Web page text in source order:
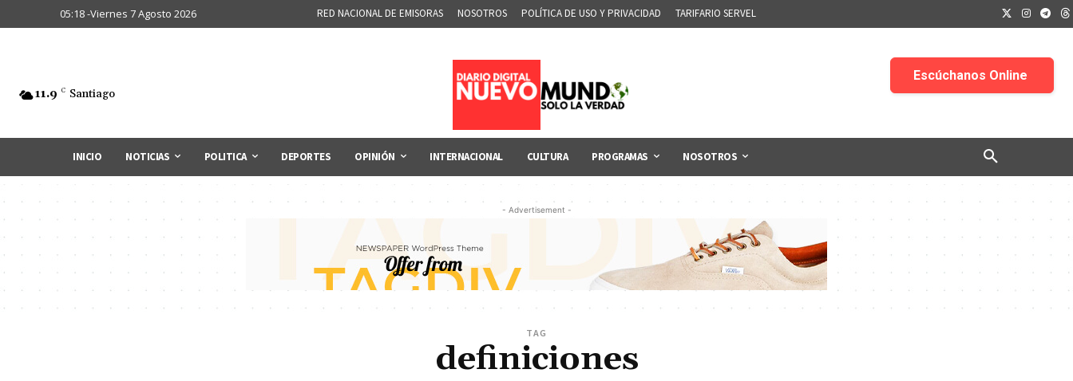
05:18 -Viernes 7 Agosto 2026 RED NACIONAL DE EMISORAS NOSOTROS POLÍTICA DE USO Y PRIVACIDAD TARIFARIO SERVEL
11.9 C Santiago
INICIO NOTICIAS POLITICA DEPORTES OPINIÓN INTERNACIONAL CULTURA PROGRAMAS NOSOTROS
- Advertisement -
TAG
definiciones